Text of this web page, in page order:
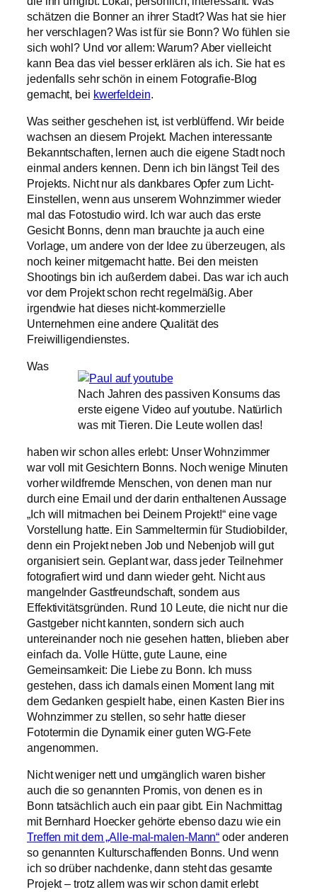
schätzen die Bonner an ihrer Stadt? Was hat sie hier
her verschlagen? Was ist für sie Bonn? Wo fühlen sie
sich wohl? Und vor allem: Warum? Aber vielleicht
kann Bea das viel besser erklären als ich. Sie hat es
jedenfalls sehr schön in einem Fotografie-Blog
gemacht, bei kwerfeldein.
Was seither geschehen ist, ist verblüffend. Wir beide
wachsen an diesem Projekt. Machen interessante
Bekanntschaften, lernen auch die eigene Stadt noch
einmal anders kennen. Denn ich bin längst Teil des
Projekts. Nicht nur als dankbares Opfer zum Licht-
Einstellen, wenn aus unserem Wohnzimmer wieder
mal das Fotostudio wird. Ich war auch das erste
Gesicht Bonns, denn man brauchte ja auch eine
Vorlage, um andere von der Idee zu überzeugen, als
noch keiner mitgemacht hatte. Bei den meisten
Shootings bin ich außerdem dabei. Das war ich auch
vor dem Projekt schon recht regelmäßig. Aber
irgendwie hat dieses nicht-kommerzielle
Unternehmen eine andere Qualität des
Freiwilligendienstes.
Nach Jahren des passiven Konsums das
erste eigene Video auf youtube. Natürlich
was mit Tieren. Die Leute wollen das!
Was
haben wir schon alles erlebt: Unser Wohnzimmer
war voll mit Gesichtern Bonns. Noch wenige Minuten
vorher wildfremde Menschen, von denen man nur
durch eine Email und der darin enthaltenen Aussage
„Ich will mitmachen bei Deinem Projekt!“ eine vage
Vorstellung hatte. Ein Sammeltermin für Studiobilder,
denn ein Projekt neben Job und Nebenjob will gut
organisiert sein. Geplant war, dass jeder Teilnehmer
fotografiert wird und dann wieder geht. Nicht aus
mangelnder Gastfreundschaft, sondern aus
Effektivitätsgründen. Rund 10 Leute, die nicht nur die
Gastgeber nicht kannten, sondern sich auch
untereinander noch nie gesehen hatten, blieben aber
einfach da. Volle Hütte, gute Laune, eine
Gemeinsamkeit: Die Liebe zu Bonn. Ich muss
gestehen, dass ich damals einen Moment lang mit
dem Gedanken gespielt habe, einen Kasten Bier ins
Wohnzimmer zu stellen, so sehr hatte dieser
Fototermin die Dynamik einer guten WG-Fete
angenommen.
Nicht weniger nett und umgänglich waren bisher
auch die so genannten Promis, von denen es in
Bonn tatsächlich auch ein paar gibt. Ein Nachmittag
mit Bernhard Hoecker gehörte ebenso dazu wie ein
Treffen mit dem „Alle-mal-malen-Mann“ oder anderen
so genannten Kulturschaffenden Bonns. Und wenn
ich so drüber nachdenke, dann steht das gesamte
Projekt – trotz allem was wir schon damit erlebt